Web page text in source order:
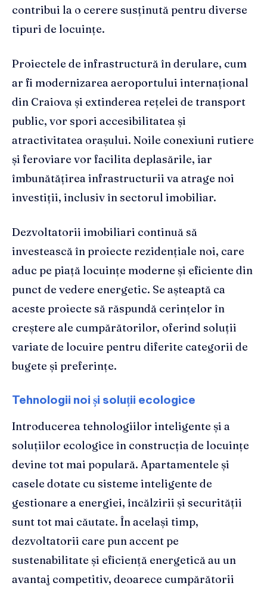
contribui la o cerere susținută pentru diverse
tipuri de locuințe.
Proiectele de infrastructură în derulare, cum
ar fi modernizarea aeroportului internațional
din Craiova și extinderea rețelei de transport
public, vor spori accesibilitatea și
atractivitatea orașului. Noile conexiuni rutiere
și feroviare vor facilita deplasările, iar
îmbunătățirea infrastructurii va atrage noi
investiții, inclusiv în sectorul imobiliar.
Dezvoltatorii imobiliari continuă să
investească în proiecte rezidențiale noi, care
aduc pe piață locuințe moderne și eficiente din
punct de vedere energetic. Se așteaptă ca
aceste proiecte să răspundă cerințelor în
creștere ale cumpărătorilor, oferind soluții
variate de locuire pentru diferite categorii de
bugete și preferințe.
Tehnologii noi și soluții ecologice
Introducerea tehnologiilor inteligente și a
soluțiilor ecologice în construcția de locuințe
devine tot mai populară. Apartamentele și
casele dotate cu sisteme inteligente de
gestionare a energiei, încălzirii și securității
sunt tot mai căutate. În același timp,
dezvoltatorii care pun accent pe
sustenabilitate și eficiență energetică au un
avantaj competitiv, deoarece cumpărătorii